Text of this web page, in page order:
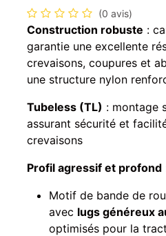
(0 avis)
Construction robuste :
garantie une excellente
crevaisons, coupures et
une structure nylon
Tubeless (TL) : montage
assurant sécurité et
crevaisons
Profil agressif et profond
Motif de bande de
avec lugs généreux
optimisés pour la